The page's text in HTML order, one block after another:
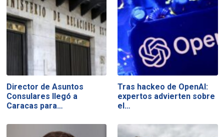
Director de Asuntos
Consulares llegó a
Caracas para…
Tras hackeo de OpenAI:
expertos advierten sobre
el…